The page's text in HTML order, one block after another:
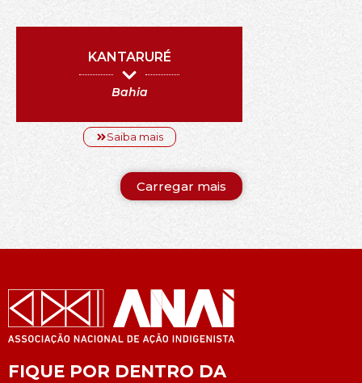
KANTARURÉ
Bahia
Saiba mais
Carregar mais
FIQUE POR DENTRO DA